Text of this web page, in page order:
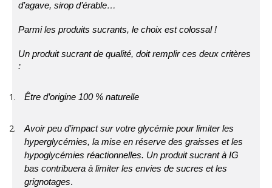
d’agave, sirop d’érable…
Parmi les produits sucrants, le choix est colossal !
Un produit sucrant de qualité, doit remplir ces deux critères
:
Être d’origine 100 % naturelle
Avoir peu d’impact sur votre glycémie pour limiter les
hyperglycémies, la mise en réserve des graisses et les
hypoglycémies réactionnelles. Un produit sucrant à IG
bas contribuera à limiter les envies de sucres et les
grignotages.